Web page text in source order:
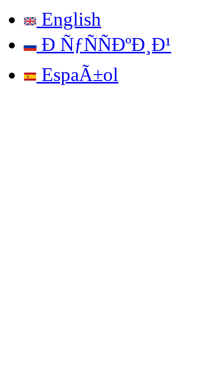
English
Ð ÑƒÑÑÐºÐ¸Ð¹
EspaÃ±ol